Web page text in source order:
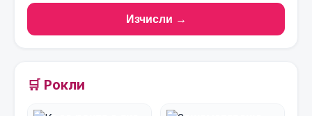
Изчисли →
🛒 Рокли